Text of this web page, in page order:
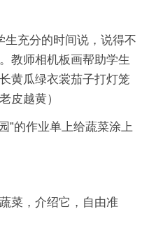
生充分的时间说，说得不
教师相机板画帮助学生
黄瓜绿衣裳茄子打灯笼
皮越黄）
”的作业单上给蔬菜涂上
菜，介绍它，自由准